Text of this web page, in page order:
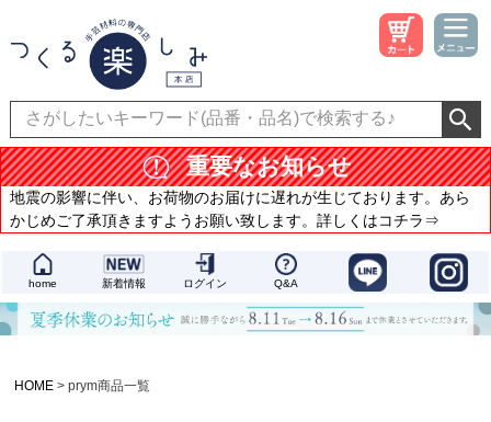
重要なお知らせ
地震の影響に伴い、お荷物のお届けに遅れが生じております。あら
かじめご了承頂きますようお願い致します。詳しくはコチラ⇒
home 新着情報 ログイン Q&A
HOME prym商品一覧